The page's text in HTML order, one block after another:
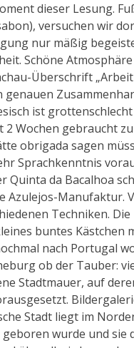
dieser Lesung.
versuchen wir
nur mäßig
Schöne
Überschrift
ist
2 Wochen gebraucht
obrigada sagen
Sprachkenntnis
Quinta da Bacalhoa
Azulejos-Manufaktur.
Techniken.
buntes
nach Portugal
ob der Tauber:
Stadtmauer, auf
Stadt liegt im
wurde und